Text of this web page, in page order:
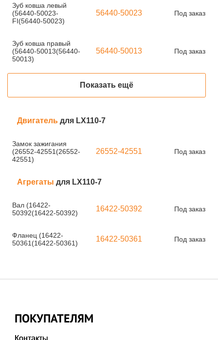
Зуб ковша левый
(56440-50023-
FI(56440-50023)
56440-50023 Под заказ
Зуб ковша правый
(56440-50013(56440-
50013)
56440-50013 Под заказ
Показать ещё
Двигатель для LX110-7
Замок зажигания
(26552-42551(26552-
42551)
26552-42551 Под заказ
Агрегаты для LX110-7
Вал (16422-
50392(16422-50392)
16422-50392 Под заказ
Фланец (16422-
50361(16422-50361)
16422-50361 Под заказ
ПОКУПАТЕЛЯМ
Контакты